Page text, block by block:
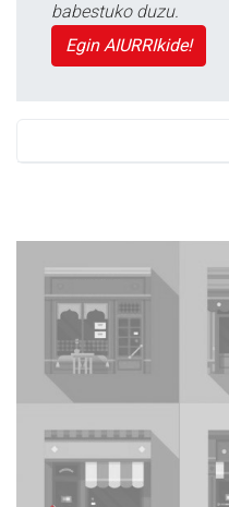
babestuko duzu.
Egin AIURRIkide!
Previous